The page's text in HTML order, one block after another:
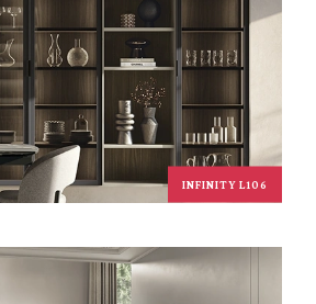
INFINITY L106